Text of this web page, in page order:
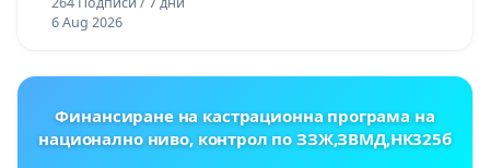
и качествено образование на учениците от
ОУ „Княз Александър I“ и Хуманитарна
6 Aug 2026
Финансиране на кастрационна програма на
национално ниво, контрол по ЗЗЖ,ЗВМД,НК325б